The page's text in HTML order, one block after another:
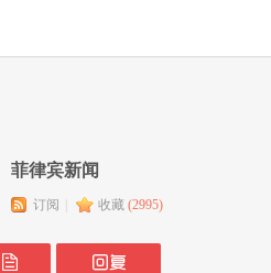
菲律宾新闻
订阅 收藏 (2995)